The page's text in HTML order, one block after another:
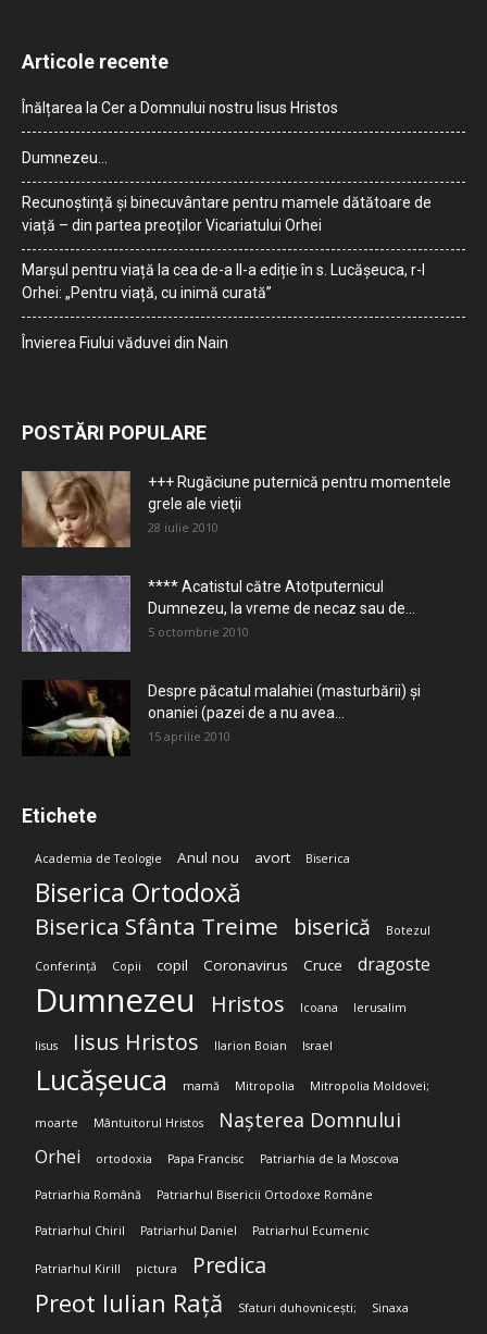
Articole recente
Înălțarea la Cer a Domnului nostru Iisus Hristos
Dumnezeu…
Recunoștință și binecuvântare pentru mamele dătătoare de
viață – din partea preoților Vicariatului Orhei
Marșul pentru viață la cea de-a II-a ediție în s. Lucășeuca, r-l
Orhei: „Pentru viață, cu inimă curată”
Învierea Fiului văduvei din Nain
POSTĂRI POPULARE
+++ Rugăciune puternică pentru momentele
grele ale vieţii
28 iulie 2010
**** Acatistul către Atotputernicul
Dumnezeu, la vreme de necaz sau de...
5 octombrie 2010
Despre păcatul malahiei (masturbării) şi
onaniei (pazei de a nu avea...
15 aprilie 2010
Etichete
Academia de Teologie Anul nou avort Biserica
Biserica Ortodoxă
Biserica Sfânta Treime biserică Botezul
Conferință Copii copil Coronavirus Cruce dragoste
Dumnezeu Hristos Icoana Ierusalim
Iisus Iisus Hristos Ilarion Boian Israel
Lucășeuca mamă Mitropolia Mitropolia Moldovei;
moarte Mântuitorul Hristos Nașterea Domnului
Orhei ortodoxia Papa Francisc Patriarhia de la Moscova
Patriarhia Română Patriarhul Bisericii Ortodoxe Române
Patriarhul Chiril Patriarhul Daniel Patriarhul Ecumenic
Patriarhul Kirill pictura Predica
Preot Iulian Rață Sfaturi duhovnicești; Sinaxa